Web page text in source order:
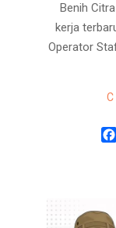
Benih
kerja
Operator